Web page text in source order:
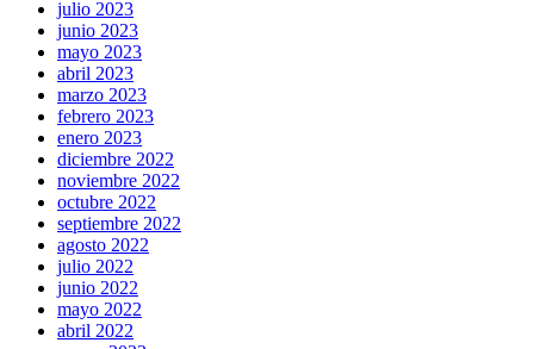
julio 2023
junio 2023
mayo 2023
abril 2023
marzo 2023
febrero 2023
enero 2023
diciembre 2022
noviembre 2022
octubre 2022
septiembre 2022
agosto 2022
julio 2022
junio 2022
mayo 2022
abril 2022